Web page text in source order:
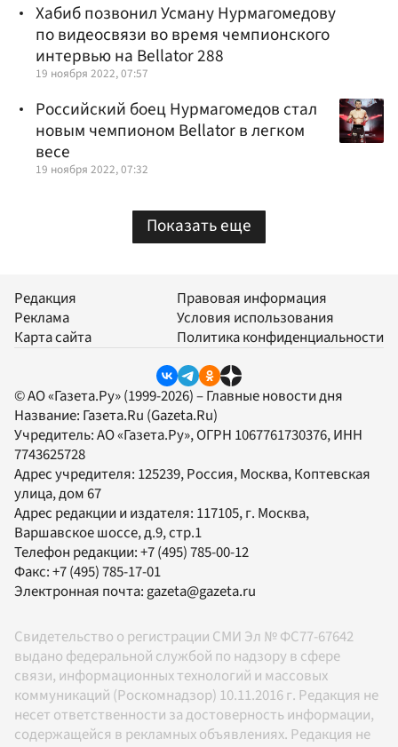
Хабиб позвонил Усману Нурмагомедову
по видеосвязи во время чемпионского
интервью на Bellator 288
19 ноября 2022, 07:57
Российский боец Нурмагомедов стал
новым чемпионом Bellator в легком
весе
19 ноября 2022, 07:32
Показать еще
Редакция
Реклама
Карта сайта
Правовая информация
Условия использования
Политика конфиденциальности
© АО «Газета.Ру» (1999-2026) – Главные новости дня
Название: Газета.Ru (Gazeta.Ru)
Учредитель:АО «Газета.Ру», ОГРН 1067761730376, ИНН
7743625728
Адрес учредителя: 125239, Россия, Москва, Коптевская
улица, дом 67
Адрес редакции и издателя: 117105, г. Москва,
Варшавское шоссе, д.9, стр.1
Телефон редакции:+7 (495) 785-00-12
Факс:+7 (495) 785-17-01
Электронная почта:gazeta@gazeta.ru
Свидетельство о регистрации СМИ Эл № ФС77-67642
выдано федеральной службой по надзору в сфере
связи, информационных технологий и массовых
коммуникаций (Роскомнадзор) 10.11.2016 г. Редакция не
несет ответственности за достоверность информации,
содержащейся в рекламных объявлениях. Редакция не